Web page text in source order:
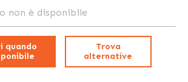
non è disponibile
quando
Trova
alternative